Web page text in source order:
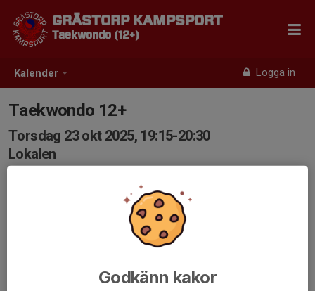
Kalender Logga in
GRÄSTORP KAMPSPORT
Taekwondo (12+)
Taekwondo 12+
Torsdag 23 okt 2025, 19:15-20:30
Lokalen
Godkänn kakor